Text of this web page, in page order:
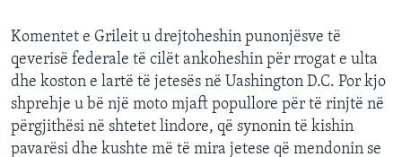
Komentet e Grileit u drejtoheshin punonjësve të
qeverisë federale të cilët ankoheshin për rrogat e ulta
dhe koston e lartë të jetesës në Uashington D.C. Por kjo
shprehje u bë një moto mjaft popullore për të rinjtë në
përgjithësi në shtetet lindore, që synonin të kishin
pavarësi dhe kushte më të mira jetese që mendonin se